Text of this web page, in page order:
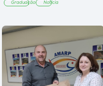
Graduação Notícia